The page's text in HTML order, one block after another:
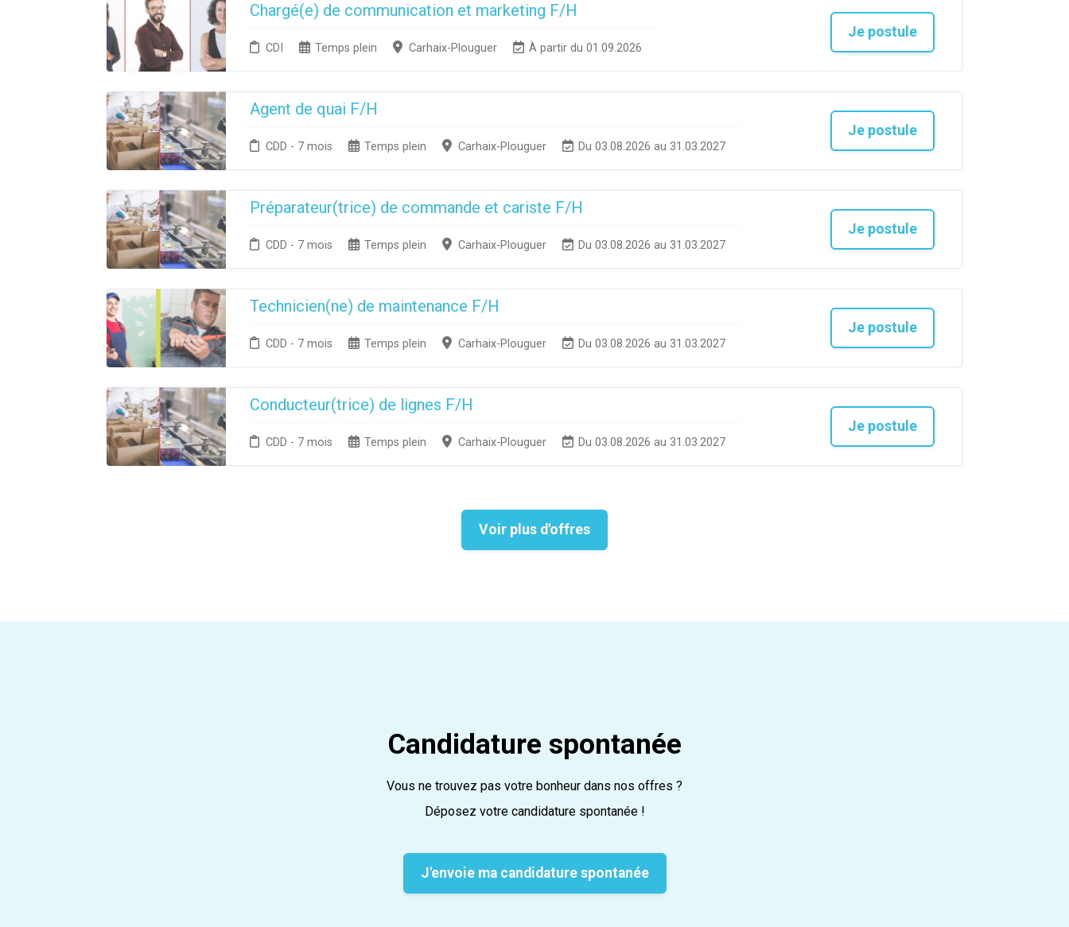
Chargé(e) de communication et marketing F/H
CDI Temps plein Carhaix-Plouguer À partir du 01.09.2026
Je postule
Agent de quai F/H
CDD - 7 mois Temps plein Carhaix-Plouguer Du 03.08.2026 au 31.03.2027
Je postule
Préparateur(trice) de commande et cariste F/H
CDD - 7 mois Temps plein Carhaix-Plouguer Du 03.08.2026 au 31.03.2027
Je postule
Technicien(ne) de maintenance F/H
CDD - 7 mois Temps plein Carhaix-Plouguer Du 03.08.2026 au 31.03.2027
Je postule
Conducteur(trice) de lignes F/H
CDD - 7 mois Temps plein Carhaix-Plouguer Du 03.08.2026 au 31.03.2027
Je postule
Voir plus d'offres
Candidature spontanée
Vous ne trouvez pas votre bonheur dans nos offres ?
Déposez votre candidature spontanée !
J'envoie ma candidature spontanée